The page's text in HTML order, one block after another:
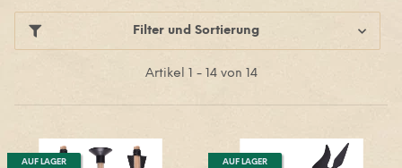
Filter und Sortierung
Artikel 1 - 14 von 14
AUF LAGER AUF LAGER